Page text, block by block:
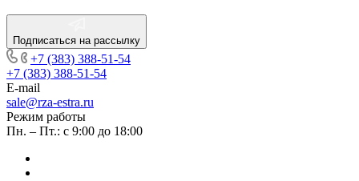
Подписаться на рассылку
+7 (383) 388-51-54
+7 (383) 388-51-54
E-mail
sale@rza-estra.ru
Режим работы
Пн. – Пт.: с 9:00 до 18:00